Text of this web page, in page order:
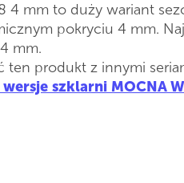
4 mm to duży wariant
pokryciu 4 mm.
mm.
ten produkt z innymi
szklarni MOCNA